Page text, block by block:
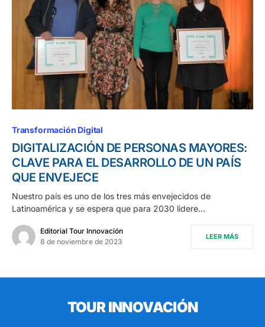
Transformación Digital
DIGITALIZACIÓN DE PERSONAS MAYORES:
CLAVE PARA EL DESARROLLO DE UN PAÍS
QUE ENVEJECE
Nuestro país es uno de los tres más envejecidos de
Latinoamérica y se espera que para 2030 lidere…
Editorial Tour Innovación
8 de noviembre de 2023
LEER MÁS
TOUR INNOVACIÓN